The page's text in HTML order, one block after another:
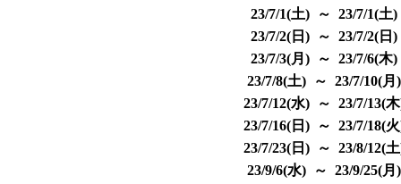
23/7/1(土) ～ 23/7/1(
23/7/2(日) ～ 23/7/2(
23/7/3(月) ～ 23/7/6(
23/7/8(土) ～ 23/7/10(
23/7/12(水) ～ 23/7/13(
23/7/16(日) ～ 23/7/18(
23/7/23(日) ～ 23/8/12(
23/9/6(水) ～ 23/9/25(